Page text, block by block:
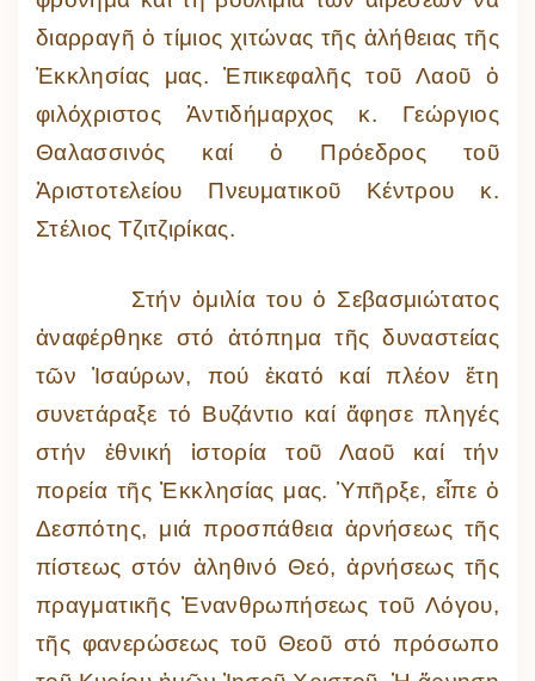
διαρραγῆ ὁ τίμιος χιτώνας τῆς ἀλήθειας τῆς
Ἐκκλησίας μας. Ἐπικεφαλῆς τοῦ Λαοῦ ὁ
φιλόχριστος Ἀντιδήμαρχος κ. Γεώργιος
Θαλασσινός καί ὁ Πρόεδρος τοῦ
Ἀριστοτελείου Πνευματικοῦ Κέντρου κ.
Στέλιος Τζιτζιρίκας.
Στήν ὁμιλία του ὁ Σεβασμιώτατος
ἀναφέρθηκε στό ἀτόπημα τῆς δυναστείας
τῶν Ἰσαύρων, πού ἑκατό καί πλέον ἔτη
συνετάραξε τό Βυζάντιο καί ἄφησε πληγές
στήν ἐθνική ἱστορία τοῦ Λαοῦ καί τήν
πορεία τῆς Ἐκκλησίας μας. Ὑπῆρξε, εἶπε ὁ
Δεσπότης, μιά προσπάθεια ἀρνήσεως τῆς
πίστεως στόν ἀληθινό Θεό, ἀρνήσεως τῆς
πραγματικῆς Ἐνανθρωπήσεως τοῦ Λόγου,
τῆς φανερώσεως τοῦ Θεοῦ στό πρόσωπο